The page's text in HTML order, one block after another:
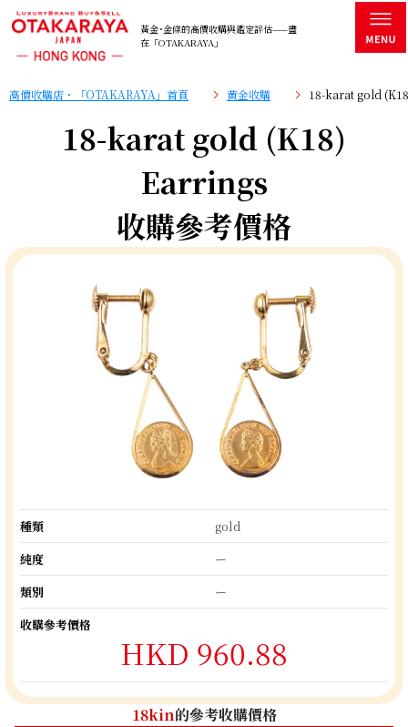
黃金･金條的高價收購與鑑定評估——盡
在「OTAKARAYA」
高價收購店・「OTAKARAYA」首頁 黄金收購 18-karat gold
18-karat gold (K18)
Earrings
收購參考價格
種類
gold
純度
ー
類別
ー
收購參考價格
HKD 960.88
18kin的參考收購價格